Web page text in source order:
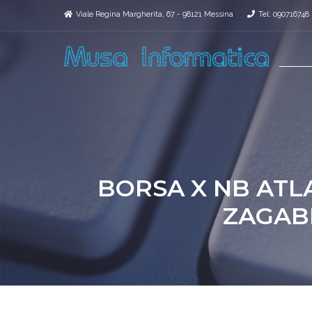
Viale Regina Margherita, 67 - 98121 Messina Tel: 090716748
BORSA X NB